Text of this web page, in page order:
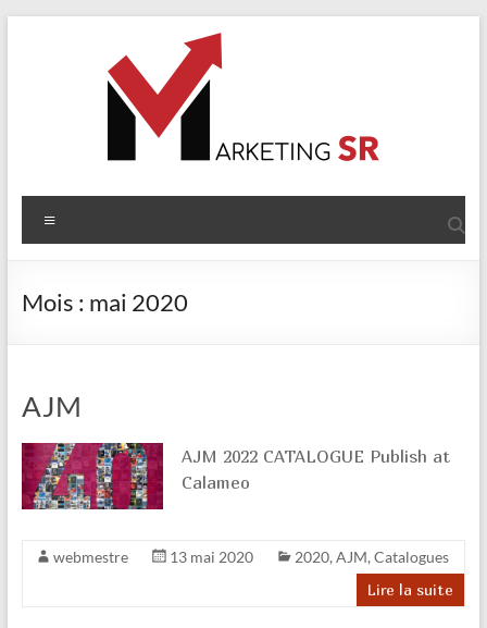
Marketing
SR
objets
votre
image
Mois : mai 2020
AJM
AJM 2022 CATALOGUE Publish at
Calameo
webmestre 13 mai 2020 2020, AJM, Catalogues
Lire la suite